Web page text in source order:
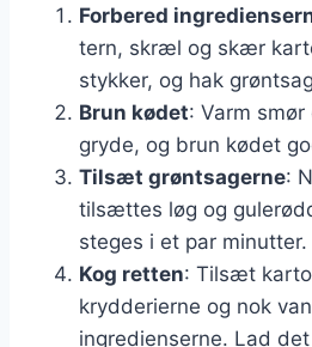
Forbered
tern, skræl og skær
stykker, og hak
Brun kødet: Varm
gryde, og brun kødet
Tilsæt grøntsagerne:
tilsættes løg og
steges i et par minutter.
Kog retten: Tilsæt
krydderierne og nok
ingredienserne. Lad